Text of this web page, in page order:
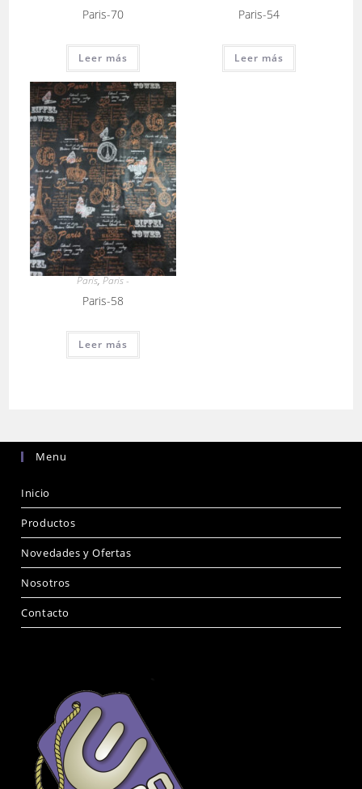
Paris-70
Leer más
Paris-54
Leer más
Paris,Paris -
Paris-58
Leer más
Menu
Inicio
Productos
Novedades y Ofertas
Nosotros
Contacto